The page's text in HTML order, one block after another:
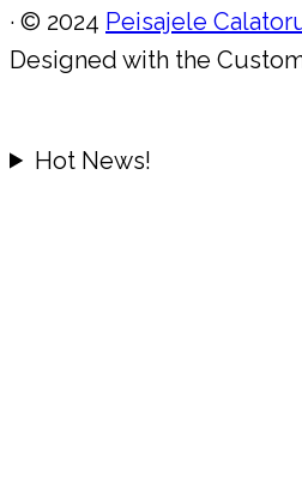
· © 2024 Peisajele
Designed with the
Hot News!